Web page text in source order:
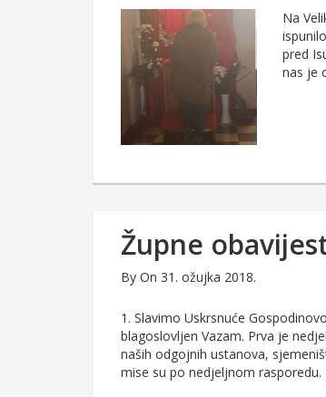
Na
pred
nas je
Župne
By On 31. ožujka 2018.
1. Slavimo Uskrsnuće
blagoslovljen Vazam. Prva je
naših odgojnih ustanova,
mise su po nedjeljnom rasporedu.